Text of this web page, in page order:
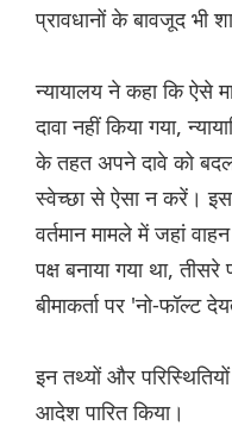
प्रावधानों के बावजूद भी
न्यायालय ने कहा कि ऐसे
दावा नहीं किया गया,
के तहत अपने दावे को
स्वेच्छा से ऐसा न करें।
वर्तमान मामले में जहां
पक्ष बनाया गया था,
बीमाकर्ता पर 'नो-फॉल्ट
इन तथ्यों और
आदेश पारित किया।